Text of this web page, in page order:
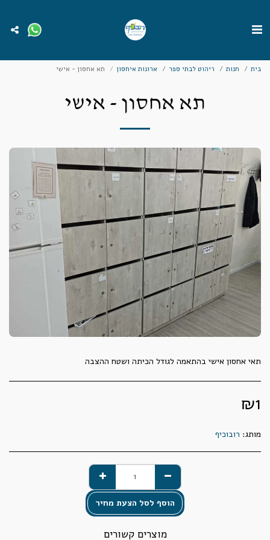
בית חנות ריהוט לבתי ספר ארונות איחסון תא אחסון - אישי
תא אחסון - אישי
תאי אחסון אישי בהתאמה לגודל הכיתה ושטח ההצבה
₪1
מותג: רובוכיף
הוסף לסל הצעת מחיר
מוצרים קשורים